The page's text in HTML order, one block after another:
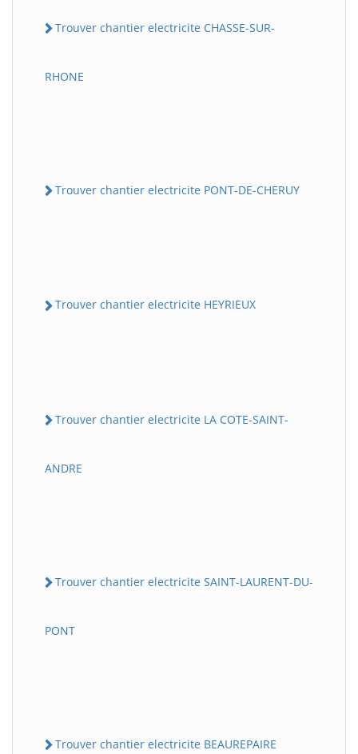
Trouver chantier electricite CHASSE-SUR-
RHONE
Trouver chantier electricite PONT-DE-CHERUY
Trouver chantier electricite HEYRIEUX
Trouver chantier electricite LA COTE-SAINT-
ANDRE
Trouver chantier electricite SAINT-LAURENT-DU-
PONT
Trouver chantier electricite BEAUREPAIRE